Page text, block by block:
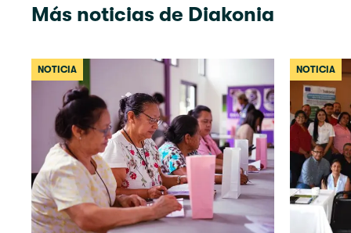
Más noticias de Diakonia
NOTICIA NOTICIA